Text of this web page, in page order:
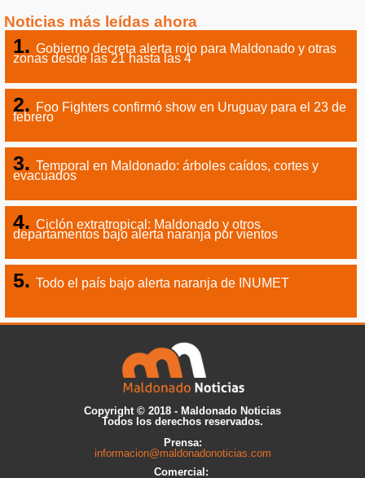
Noticias más leídas ahora
Gobierno decreta alerta rojo para Maldonado y otras
zonas desde las 21 hasta las 4
Foo Fighters confirmó show en Uruguay para el 23 de
febrero
Temporal en Maldonado: árboles caídos, cortes y
evacuados
Ciclón extratropical: Maldonado y otros
departamentos bajo alerta naranja por vientos
Todo el país bajo alerta naranja de INUMET
Copyright © 2018 - Maldonado Noticias
Todos los derechos reservados.
Prensa:
informacion@maldonadonoticias.com
Comercial: